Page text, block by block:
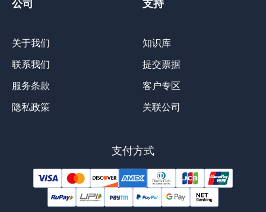
公司
关于我们
联系我们
服务条款
隐私政策
支持
知识库
提交票据
客户专区
关联公司
支付方式